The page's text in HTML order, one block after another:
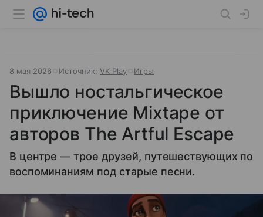
8 мая 2026 Источник: VK Play Игры
Вышло ностальгическое
приключение Mixtape от
авторов The Artful Escape
В центре — трое друзей, путешествующих по
воспоминаниям под старые песни.